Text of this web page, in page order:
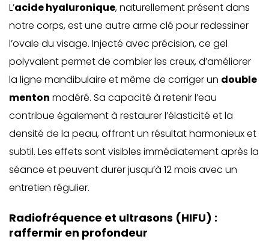
L’acide hyaluronique, naturellement présent dans
notre corps, est une autre arme clé pour redessiner
l’ovale du visage. Injecté avec précision, ce gel
polyvalent permet de combler les creux, d’améliorer
la ligne mandibulaire et même de corriger un double
menton modéré. Sa capacité à retenir l’eau
contribue également à restaurer l’élasticité et la
densité de la peau, offrant un résultat harmonieux et
subtil. Les effets sont visibles immédiatement après la
séance et peuvent durer jusqu’à 12 mois avec un
entretien régulier.
Radiofréquence et ultrasons (HIFU) :
raffermir en profondeur